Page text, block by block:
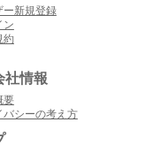
ー新規登録
ン
約
社情報
要
バシーの考え方